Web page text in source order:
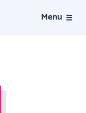
Menu